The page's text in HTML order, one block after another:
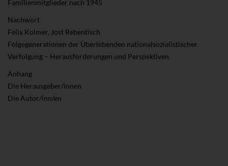
Familienmitglieder nach 1945
Nachwort
Felix Kolmer, Jost Rebentisch
Folgegenerationen der Überlebenden nationalsozialistischer
Verfolgung – Herausforderungen und Perspektiven
Anhang
Die Herausgeber/innen
Die Autor/inn/en